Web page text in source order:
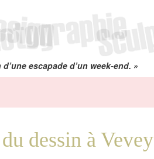
escapade d’un week-end. »
dessin à Vevey